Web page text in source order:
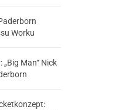
Worku
Man“ Nick